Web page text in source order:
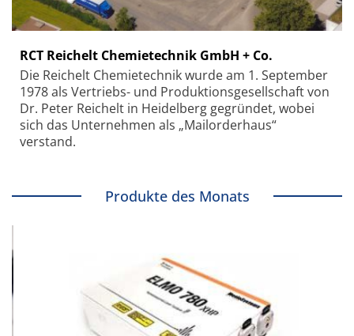
RCT Reichelt Chemietechnik GmbH + Co.
Die Reichelt Chemietechnik wurde am 1. September
1978 als Vertriebs- und Produktionsgesellschaft von
Dr. Peter Reichelt in Heidelberg gegründet, wobei
sich das Unternehmen als „Mailorderhaus“
verstand.
Produkte des Monats